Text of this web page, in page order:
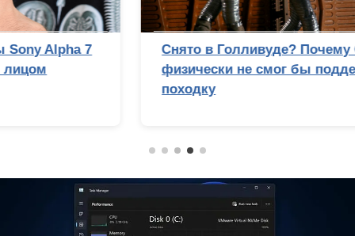
Снято в Голливуде? Почему Стэнли Кубрик
физически не смог бы подделать лунную